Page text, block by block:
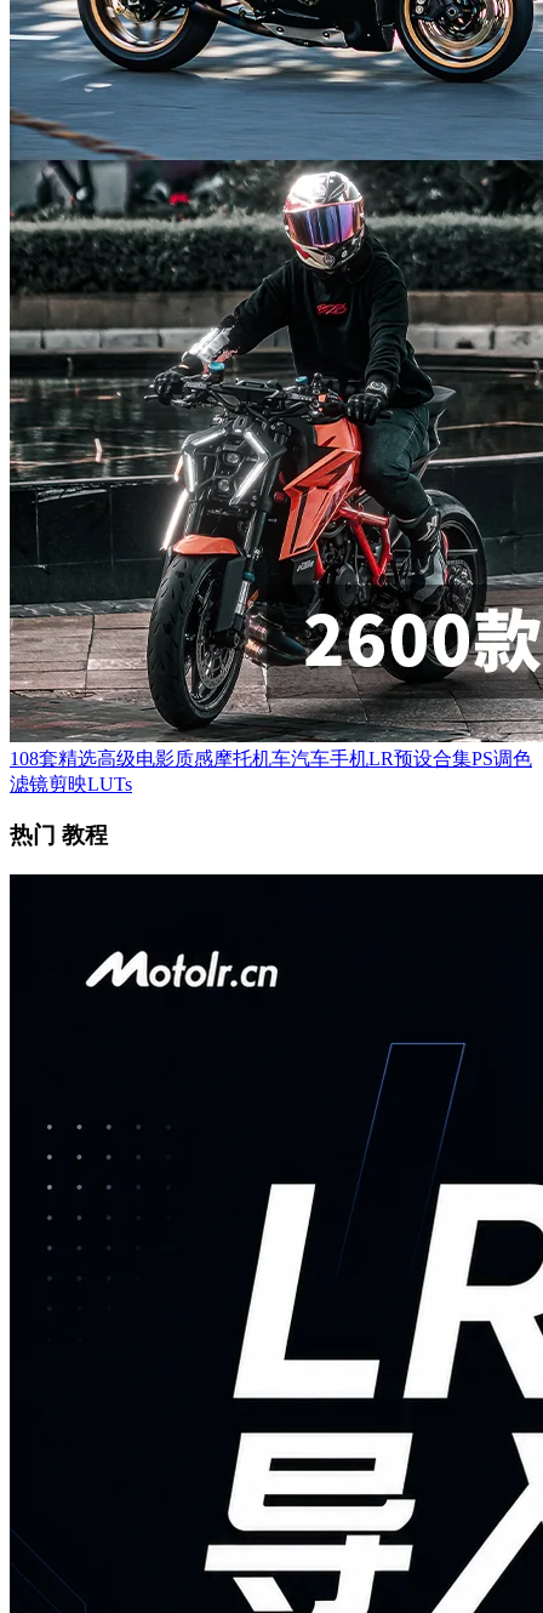
108套精选高级电影质感摩托机车汽车手机LR预设合集PS调色
滤镜剪映LUTs
热门 教程